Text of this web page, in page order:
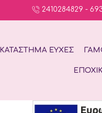
2410284829 -
ΚΑΤΆΣΤΗΜΑ ΕΥΧΈΣ